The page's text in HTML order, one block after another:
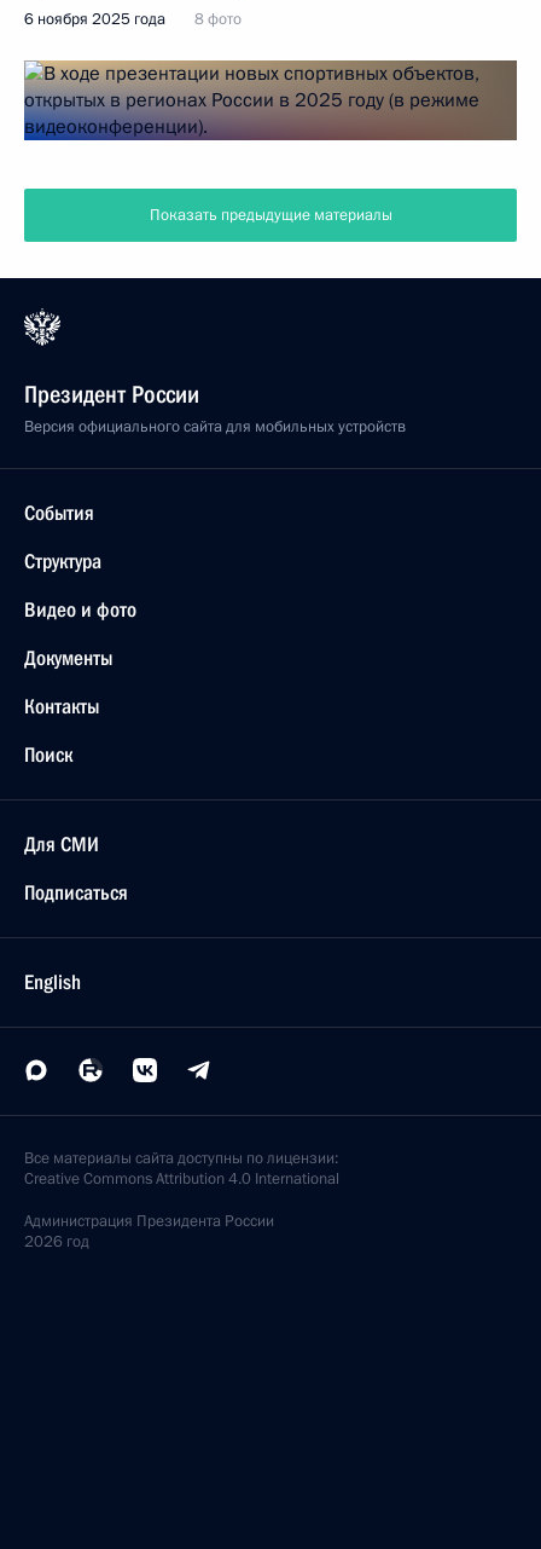
6 ноября 2025 года 8 фото
Показать предыдущие материалы
Президент России
Версия официального сайта для мобильных устройств
События
Структура
Видео и фото
Документы
Контакты
Поиск
Для СМИ
Подписаться
English
Все материалы сайта доступны по лицензии:
Creative Commons Attribution 4.0 International
Администрация Президента России
2026 год